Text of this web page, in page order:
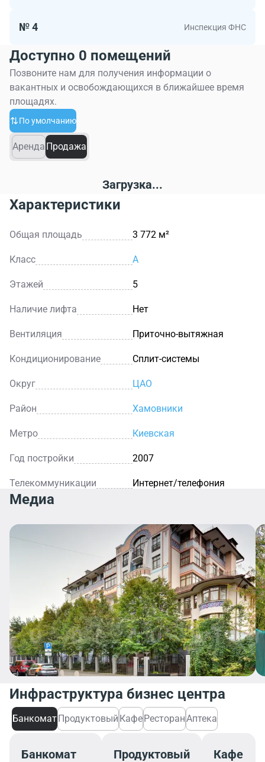
№ 4 Инспекция ФНС
Доступно 0 помещений
Позвоните нам для получения информации о
вакантных и освобождающихся в ближайшее время
площадях.
По умолчанию
Аренда Продажа
Загрузка...
Характеристики
Общая площадь 3 772 м²
Класс A
Этажей 5
Наличие лифта Нет
Вентиляция Приточно-вытяжная
Кондиционирование Сплит-системы
Округ ЦАО
Район Хамовники
Метро Киевская
Год постройки 2007
Телекоммуникации Интернет/телефония
Медиа
Инфраструктура бизнес центра
БанкоматПродуктовый КафеРесторанАптека
Банкомат Продуктовый Кафе